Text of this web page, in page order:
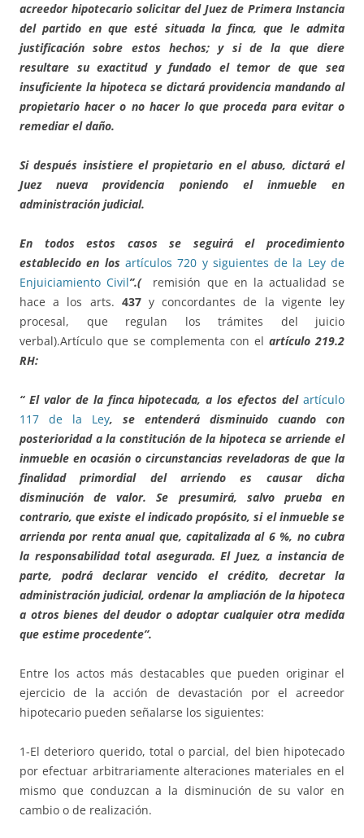
acreedor hipotecario solicitar del Juez de Primera Instancia
del partido en que esté situada la finca, que le admita
justificación sobre estos hechos; y si de la que diere
resultare su exactitud y fundado el temor de que sea
insuficiente la hipoteca se dictará providencia mandando al
propietario hacer o no hacer lo que proceda para evitar o
remediar el daño.
Si después insistiere el propietario en el abuso, dictará el
Juez nueva providencia poniendo el inmueble en
administración judicial.
En todos estos casos se seguirá el procedimiento
establecido en los artículos 720 y siguientes de la Ley de
Enjuiciamiento Civil”.(remisión que en la actualidad se
hace a los arts. 437y concordantes de la vigente ley
procesal, que regulan los trámites del juicio
verbal).Artículo que se complementa con el artículo 219.2
RH:
“ El valor de la finca hipotecada, a los efectos del artículo
117 de la Ley, se entenderá disminuido cuando con
posterioridad a la constitución de la hipoteca se arriende el
inmueble en ocasión o circunstancias reveladoras de que la
finalidad primordial del arriendo es causar dicha
disminución de valor. Se presumirá, salvo prueba en
contrario, que existe el indicado propósito, si el inmueble se
arrienda por renta anual que, capitalizada al 6 %, no cubra
la responsabilidad total asegurada. El Juez, a instancia de
parte, podrá declarar vencido el crédito, decretar la
administración judicial, ordenar la ampliación de la hipoteca
a otros bienes del deudor o adoptar cualquier otra medida
que estime procedente”.
Entre los actos más destacables que pueden originar el
ejercicio de la acción de devastación por el acreedor
hipotecario pueden señalarse los siguientes:
1-El deterioro querido, total o parcial, del bien hipotecado
por efectuar arbitrariamente alteraciones materiales en el
mismo que conduzcan a la disminución de su valor en
cambio o de realización.